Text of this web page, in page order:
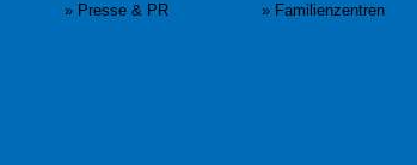
» Presse & PR
» Familienzentren